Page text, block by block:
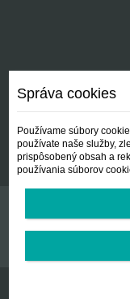
Správa cookies
Používame súbory
používate naše služby,
prispôsobený obsah a
používania súborov